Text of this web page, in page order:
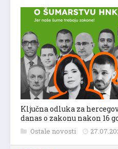
Ključna odluka za
danas o zakonu nakon 16
Ostale novosti